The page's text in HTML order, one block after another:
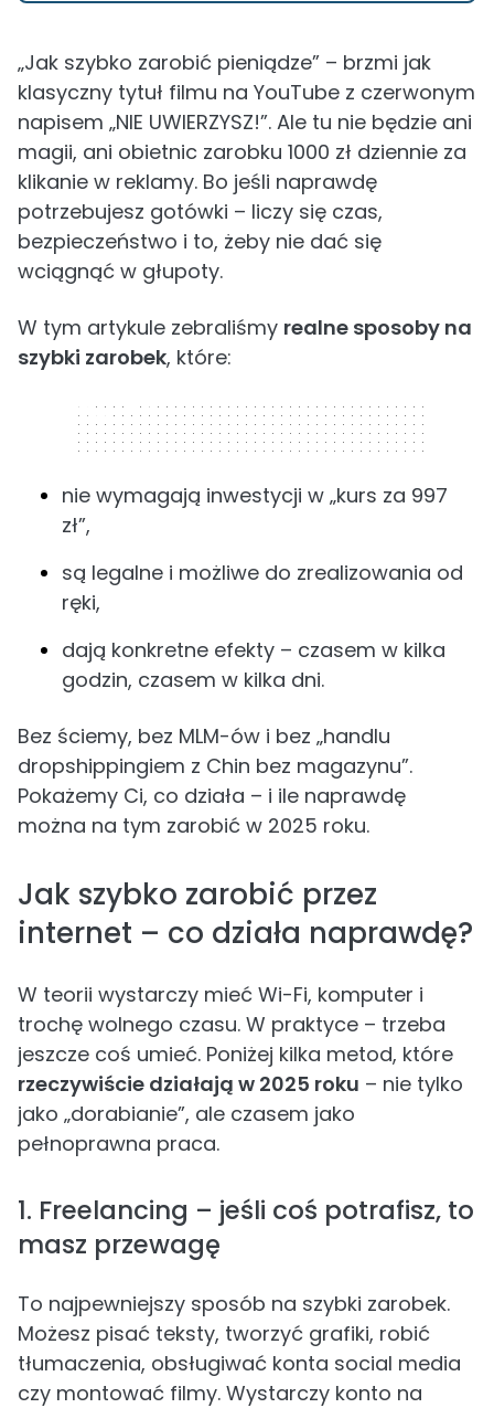
„Jak szybko zarobić pieniądze” – brzmi jak
klasyczny tytuł filmu na YouTube z czerwonym
napisem „NIE UWIERZYSZ!”. Ale tu nie będzie ani
magii, ani obietnic zarobku 1000 zł dziennie za
klikanie w reklamy. Bo jeśli naprawdę
potrzebujesz gotówki – liczy się czas,
bezpieczeństwo i to, żeby nie dać się
wciągnąć w głupoty.
W tym artykule zebraliśmy realne sposoby na
szybki zarobek, które:
320 x 50
nie wymagają inwestycji w „kurs za 997
zł”,
są legalne i możliwe do zrealizowania od
ręki,
dają konkretne efekty – czasem w kilka
godzin, czasem w kilka dni.
Bez ściemy, bez MLM-ów i bez „handlu
dropshippingiem z Chin bez magazynu”.
Pokażemy Ci, co działa – i ile naprawdę
można na tym zarobić w 2025 roku.
Jak szybko zarobić przez
internet – co działa naprawdę?
W teorii wystarczy mieć Wi-Fi, komputer i
trochę wolnego czasu. W praktyce – trzeba
jeszcze coś umieć. Poniżej kilka metod, które
rzeczywiście działają w 2025 roku – nie tylko
jako „dorabianie”, ale czasem jako
pełnoprawna praca.
1. Freelancing – jeśli coś potrafisz, to
masz przewagę
To najpewniejszy sposób na szybki zarobek.
Możesz pisać teksty, tworzyć grafiki, robić
tłumaczenia, obsługiwać konta social media
czy montować filmy. Wystarczy konto na